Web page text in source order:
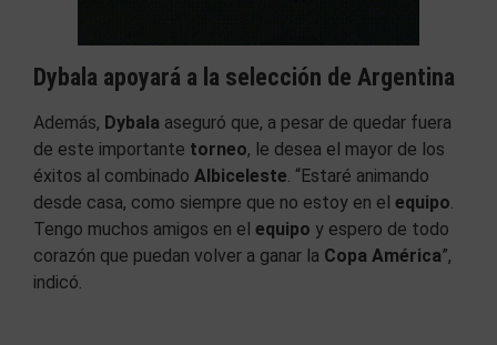
Dybala apoyará a la selección de Argentina
Además, Dybala aseguró que, a pesar de quedar fuera
de este importante torneo, le desea el mayor de los
éxitos al combinado Albiceleste . “Estaré animando
desde casa, como siempre que no estoy en el equipo
Tengo muchos amigos en el equipo y espero de todo
corazón que puedan volver a ganar la Copa América”,
indicó.